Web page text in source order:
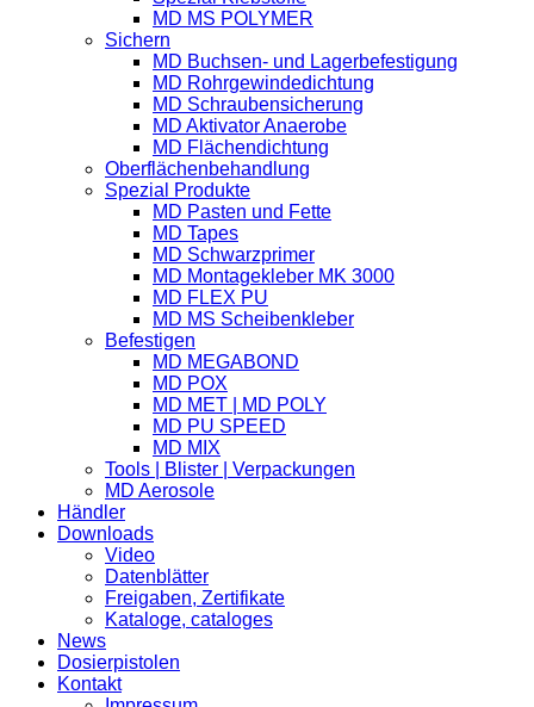
MD MS POLYMER
Sichern
MD Buchsen- und Lagerbefestigung
MD Rohrgewindedichtung
MD Schraubensicherung
MD Aktivator Anaerobe
MD Flächendichtung
Oberflächenbehandlung
Spezial Produkte
MD Pasten und Fette
MD Tapes
MD Schwarzprimer
MD Montagekleber MK 3000
MD FLEX PU
MD MS Scheibenkleber
Befestigen
MD MEGABOND
MD POX
MD MET | MD POLY
MD PU SPEED
MD MIX
Tools | Blister | Verpackungen
MD Aerosole
Händler
Downloads
Video
Datenblätter
Freigaben, Zertifikate
Kataloge, cataloges
News
Dosierpistolen
Kontakt